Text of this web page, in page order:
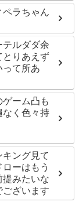
ペラちゃん
テルダダ余
とりあえず
って所あ
ゲーム凸も
なく色々持
キング見て
ーはもう
提みたいな
ございます